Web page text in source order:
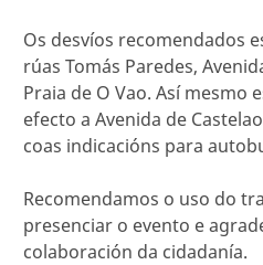
Os desvíos recomendados
rúas Tomás Paredes,
Praia de O Vao. Así mesmo
efecto a Avenida de
coas indicacións para
Recomendamos o uso do
presenciar o evento e
colaboración da cidadanía.